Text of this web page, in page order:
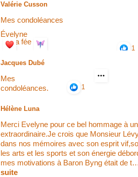
Valérie Cusson
Mes condoléances
Évelyne
la fée
1
Jacques Dubé
Mes
condoléances.
1
Hélène Luna
Merci Evelyne pour ce bel hommage à
extraordinaire.Je crois que Monsieur
dans nos mémoires avec son esprit
les arts et les sports et son énergie
mes motivations à Baron Byng était de
suite